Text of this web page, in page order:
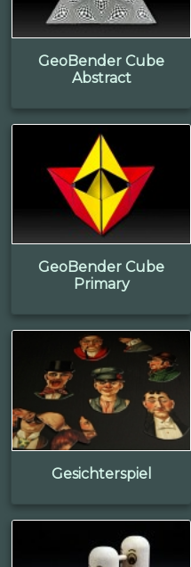
GeoBender Cube
Abstract
GeoBender Cube
Primary
Gesichterspiel